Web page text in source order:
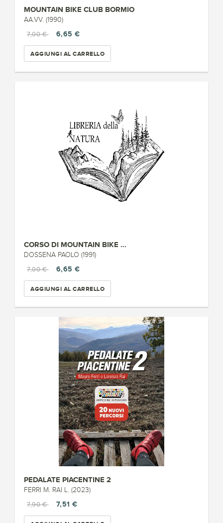
MOUNTAIN BIKE CLUB BORMIO
AA.VV. (1990)
7,00 €
6,65 €
AGGIUNGI AL CARRELLO
CORSO DI MOUNTAIN BIKE ...
DOSSENA PAOLO (1991)
7,00 €
6,65 €
AGGIUNGI AL CARRELLO
PEDALATE PIACENTINE 2
FERRI M. RAI L. (2023)
7,90 €
7,51 €